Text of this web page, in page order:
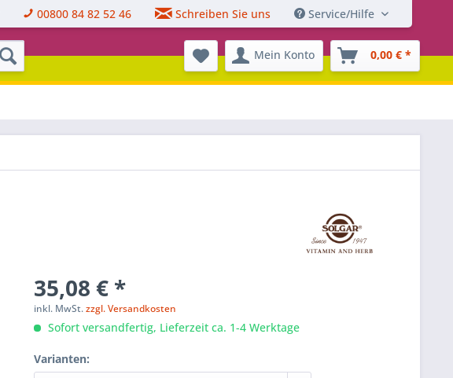
00800 84 82 52 46 Schreiben Sie uns Service/Hilfe
Mein Konto 0,00 € *
35,08 € *
inkl. MwSt.zzgl. Versandkosten
Sofort versandfertig, Lieferzeit ca. 1-4 Werktage
Varianten: